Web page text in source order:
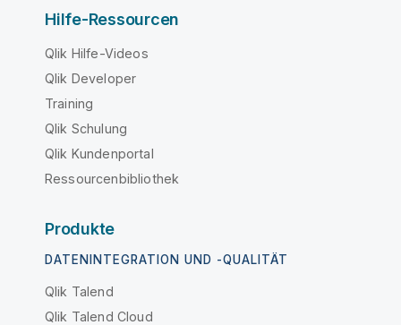
Hilfe-Ressourcen
Qlik Hilfe-Videos
Qlik Developer
Training
Qlik Schulung
Qlik Kundenportal
Ressourcenbibliothek
Produkte
DATENINTEGRATION UND -QUALITÄT
Qlik Talend
Qlik Talend Cloud